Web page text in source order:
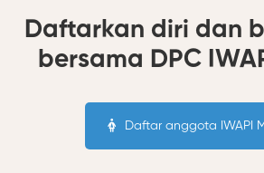
Daftarkan diri dan
bersama DPC
Daftar anggota IWAPI